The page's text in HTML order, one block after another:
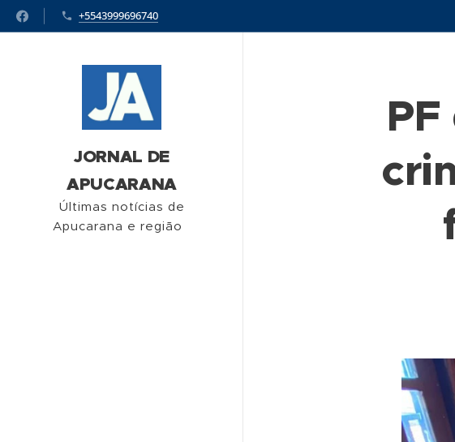
+5543999696740
JORNAL DE
APUCARANA
Últimas notícias de
Apucarana e região